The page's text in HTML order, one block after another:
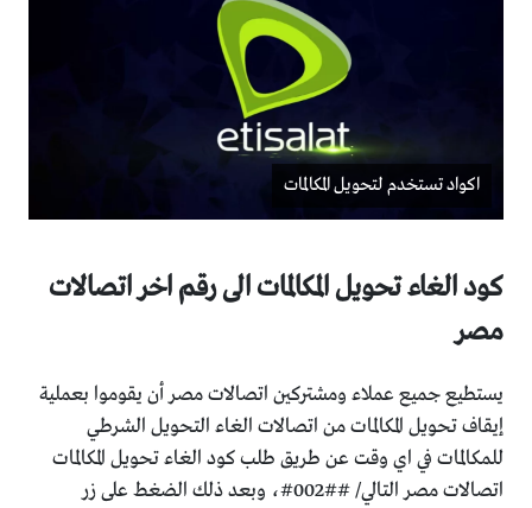
اكواد تستخدم لتحويل المكالمات
كود الغاء تحويل المكالمات الى رقم اخر اتصالات
مصر
يستطيع جميع عملاء ومشتركين اتصالات مصر أن يقوموا بعملية
إيقاف تحويل المكالمات من اتصالات الغاء التحويل الشرطي
للمكالمات في اي وقت عن طريق طلب كود الغاء تحويل المكالمات
اتصالات مصر التالي/ ##002#، وبعد ذلك الضغط على زر